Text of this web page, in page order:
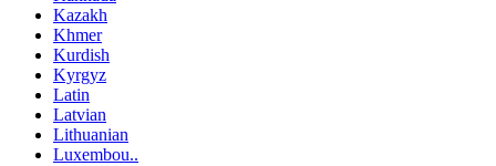
Kazakh
Khmer
Kurdish
Kyrgyz
Latin
Latvian
Lithuanian
Luxembou..